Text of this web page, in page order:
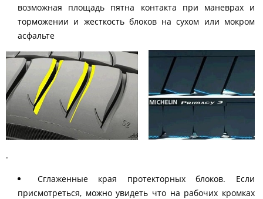
возможная площадь пятна контакта при маневрах и
торможении и жесткость блоков на сухом или мокром
асфальте
·
Сглаженные края протекторных блоков. Если
присмотреться, можно увидеть что на рабочих кромках